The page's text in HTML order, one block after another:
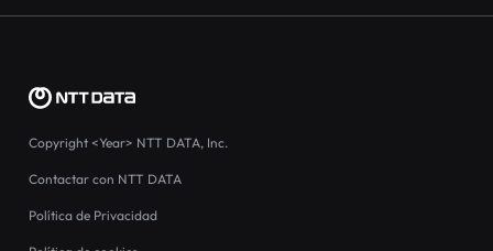
Copyright <Year> NTT DATA, Inc.
Contactar con NTT DATA
Política de Privacidad